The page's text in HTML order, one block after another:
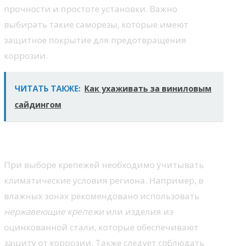
прочности и простоте установки. Важно
выбирать такие саморезы, которые имеют
защитное покрытие для предотвращения
коррозии.
ЧИТАТЬ ТАКЖЕ: Как ухаживать за виниловым
сайдингом
При выборе крепежей необходимо учитывать
климатические условия региона. Например, в
влажных зонах рекомендовано использовать
нержавеющие крепежи или изделия из
оцинкованной стали, которые обеспечивают
защиту от коррозии. Также следует соблюдать